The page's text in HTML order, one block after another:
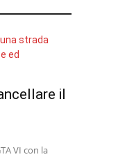
il
VI con la